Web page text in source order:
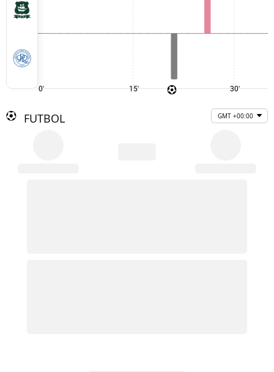
0' 15' 30'
FUTBOL GMT +00:00